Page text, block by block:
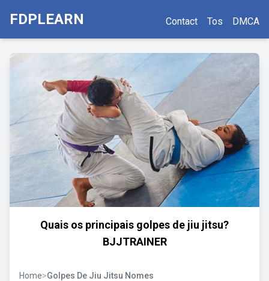
FDPLEARN Contact Tos DMCA
Quais os principais golpes de jiu jitsu?
BJJTRAINER
Home>Golpes De Jiu Jitsu Nomes